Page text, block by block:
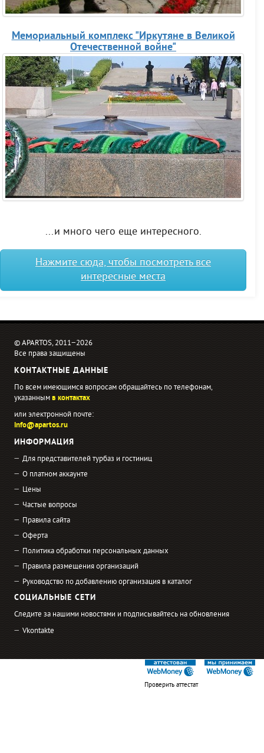
Мемориальный комплекс "Иркутяне в Великой
Отечественной войне"
...и много чего еще интересного.
Нажмите сюда, чтобы посмотреть все
интересные места
© APARTOS, 2011−2026
Все права защищены
КОНТАКТНЫЕ ДАННЫЕ
По всем имеющимся вопросам обращайтесь по телефонам,
указаннымв контактах
или электронной почте:
info@apartos.ru
ИНФОРМАЦИЯ
Для представителей турбаз и гостиниц
О платном аккаунте
Цены
Частые вопросы
Правила сайта
Оферта
Политика обработки персональных данных
Правила размещения организаций
Руководство по добавлению организация в каталог
СОЦИАЛЬНЫЕ СЕТИ
Следите за нашими новостями и подписывайтесь на обновления
Vkontakte
Проверить аттестат